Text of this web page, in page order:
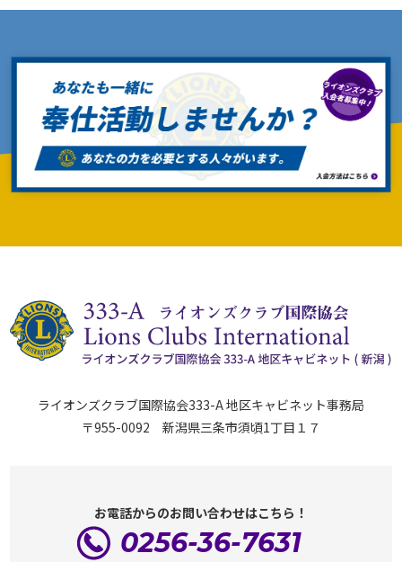
ライオンズクラブ国際協会333-A 地区キャビネット事務局
〒955-0092 新潟県三条市須頃1丁目１７
お電話からのお問い合わせはこちら！
0256-36-7631